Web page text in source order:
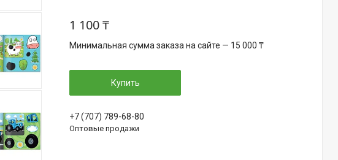
1 100 ₸
Минимальная сумма заказа на сайте — 15 000 ₸
Купить
+7 (707) 789-68-80
Оптовые продажи